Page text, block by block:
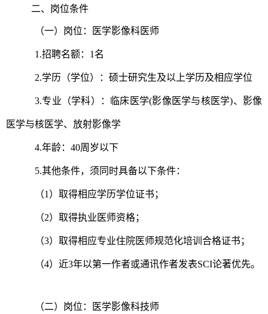
二、岗位条件
（一）岗位：医学影像科医师
1.招聘名额：1名
2.学历（学位）：硕士研究生及以上学历及相应学位
3.专业（学科）：临床医学(影像医学与核医学)、影像
医学与核医学、放射影像学
4.年龄：40周岁以下
5.其他条件，须同时具备以下条件：
（1）取得相应学历学位证书；
（2）取得执业医师资格；
（3）取得相应专业住院医师规范化培训合格证书；
（4）近3年以第一作者或通讯作者发表SCI论著优先。
（二）岗位：医学影像科技师